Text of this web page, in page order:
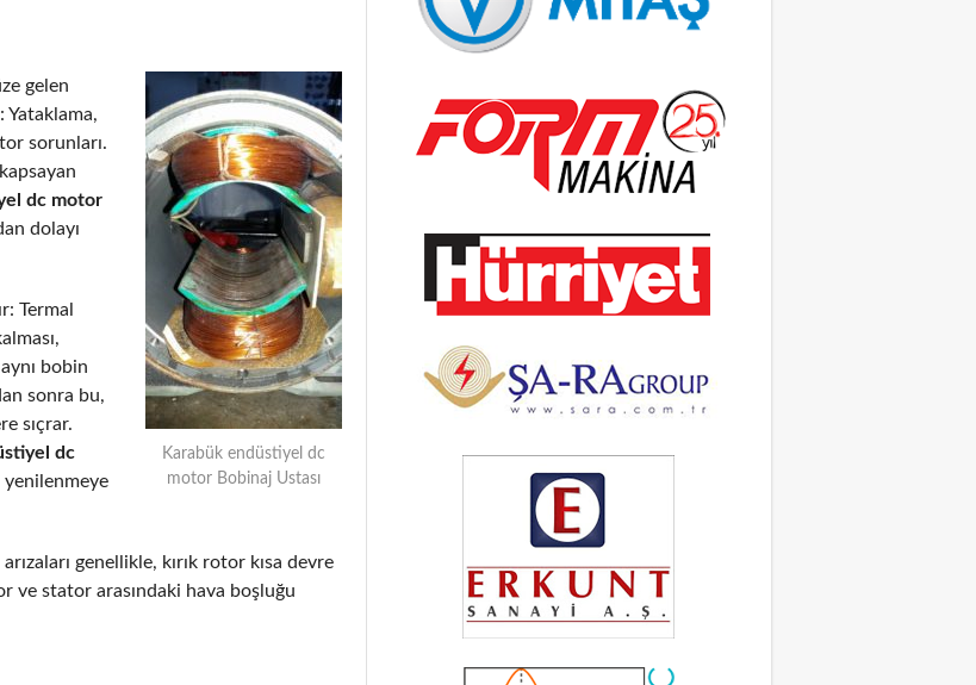
Karabük endüstiyel dc
motor Bobinaj Ustası
gelen
Yataklama,
sorunları.
dc motor
dolayı
Termal
bobin
sonra bu,
sıçrar.
dc
yenilenmeye
genellikle, kırık rotor kısa devre
ve stator arasındaki hava boşluğu